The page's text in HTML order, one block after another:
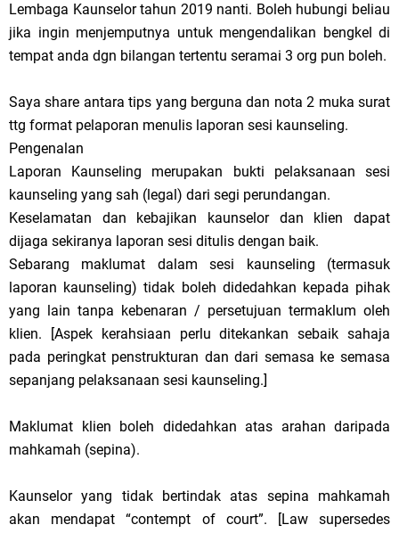
Lembaga Kaunselor tahun 2019 nanti. Boleh hubungi beliau
jika ingin menjemputnya untuk mengendalikan bengkel di
tempat anda dgn bilangan tertentu seramai 3 org pun boleh.
Saya share antara tips yang berguna dan nota 2 muka surat
ttg format pelaporan menulis laporan sesi kaunseling.
Pengenalan
Laporan Kaunseling merupakan bukti pelaksanaan sesi
kaunseling yang sah (legal) dari segi perundangan.
Keselamatan dan kebajikan kaunselor dan klien dapat
dijaga sekiranya laporan sesi ditulis dengan baik.
Sebarang maklumat dalam sesi kaunseling (termasuk
laporan kaunseling) tidak boleh didedahkan kepada pihak
yang lain tanpa kebenaran / persetujuan termaklum oleh
klien. [Aspek kerahsiaan perlu ditekankan sebaik sahaja
pada peringkat penstrukturan dan dari semasa ke semasa
sepanjang pelaksanaan sesi kaunseling.]
Maklumat klien boleh didedahkan atas arahan daripada
mahkamah (sepina).
Kaunselor yang tidak bertindak atas sepina mahkamah
akan mendapat “contempt of court”. [Law supersedes